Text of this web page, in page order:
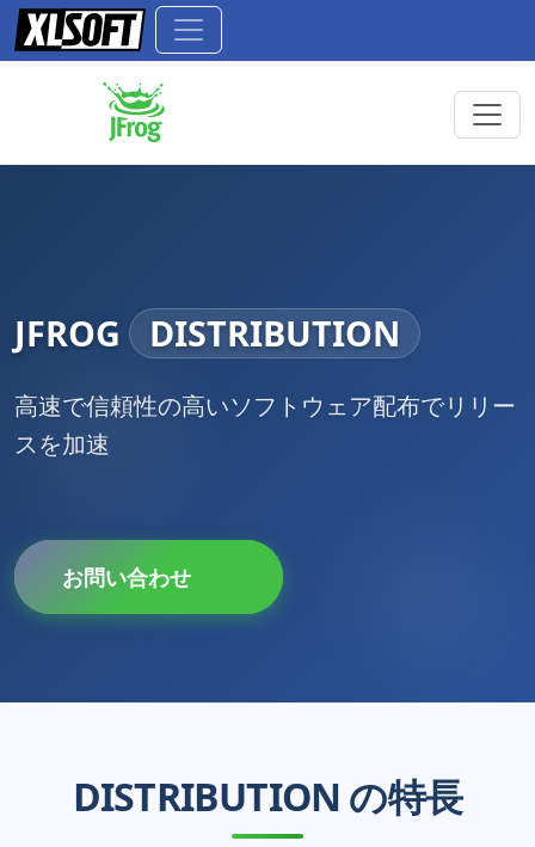
JFROG DISTRIBUTION
高速で信頼性の高いソフトウェア配布でリリー
スを加速
お問い合わせ
DISTRIBUTION の特長